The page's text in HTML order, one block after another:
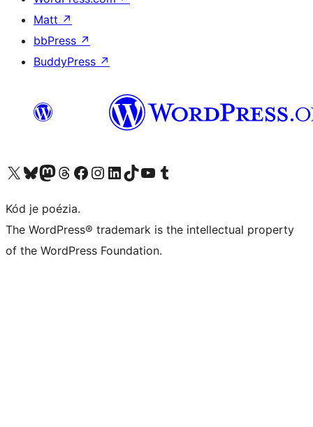
Matt ↗
bbPress ↗
BuddyPress ↗
Navštívte náš účet na X (predtým Twitter)
Navštívte náš účet na platforme Bluesky
Navštívte náš účet na Mastodone
Navštívte náš účet na platforme Threads
Navštívte našu stránku na Facebooku
Navštívte náš účet Instagram
Navštívte náš účet LinkedIn
Navštívte náš účet na platforme TikTok
Navštívte náš kanál YouTube
Navštívte náš účet na platforme Tumblr
Kód je poézia.
The WordPress® trademark is the intellectual property
of the WordPress Foundation.